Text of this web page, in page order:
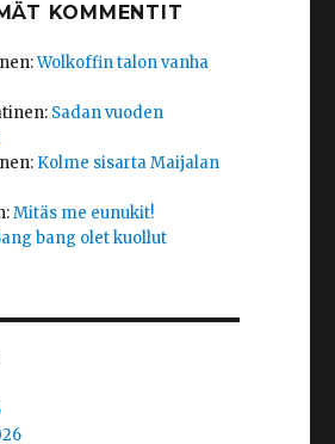
KOMMENTIT
:Wolkoffin talon vanha
: Sadan vuoden
: Kolme sisarta Maijalan
:Mitäs me eunukit!
bang olet kuollut